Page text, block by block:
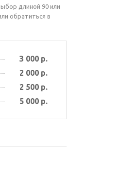
длиной 90 или
обратиться в
3 000 р.
2 000 р.
2 500 р.
5 000 р.